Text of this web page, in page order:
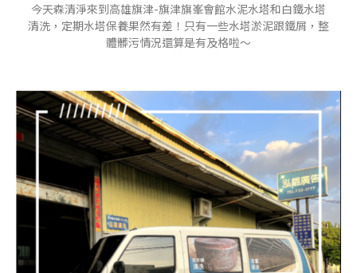
今天森清淨來到高雄旗津-旗津旗峯會館水泥水塔和白鐵水塔
清洗，定期水塔保養果然有差！只有一些水塔淤泥跟鐵屑，整
體髒污情況還算是有及格啦～